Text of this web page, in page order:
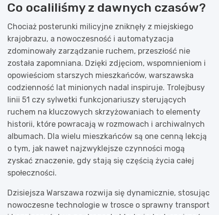
Co ocaliliśmy z dawnych czasów?
Chociaż posterunki milicyjne zniknęły z miejskiego
krajobrazu, a nowoczesność i automatyzacja
zdominowały zarządzanie ruchem, przeszłość nie
została zapomniana. Dzięki zdjęciom, wspomnieniom i
opowieściom starszych mieszkańców, warszawska
codzienność lat minionych nadal inspiruje. Trolejbusy
linii 51 czy sylwetki funkcjonariuszy sterujących
ruchem na kluczowych skrzyżowaniach to elementy
historii, które powracają w rozmowach i archiwalnych
albumach. Dla wielu mieszkańców są one cenną lekcją
o tym, jak nawet najzwyklejsze czynności mogą
zyskać znaczenie, gdy stają się częścią życia całej
społeczności.
Dzisiejsza Warszawa rozwija się dynamicznie, stosując
nowoczesne technologie w trosce o sprawny transport